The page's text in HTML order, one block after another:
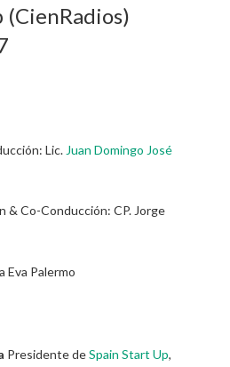
(CienRadios)
Lic. Juan Domingo José
& Co-Conducción: CP. Jorge
Eva Palermo
Presidente deSpain Start Up,